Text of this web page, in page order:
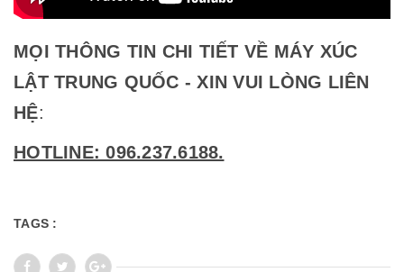
MỌI THÔNG TIN CHI TIẾT VỀ MÁY XÚC
LẬT TRUNG QUỐC - XIN VUI LÒNG LIÊN
HỆ:
HOTLINE: 096.237.6188.
TAGS :